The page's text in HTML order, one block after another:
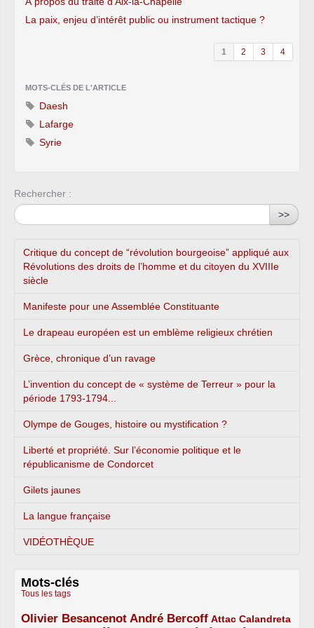
La paix, enjeu d’intérêt public ou instrument tactique ?
1 2 3 4
MOTS-CLÉS DE L'ARTICLE
Daesh
Lafarge
Syrie
Rechercher :
>>
Critique du concept de “révolution bourgeoise” appliqué aux
Révolutions des droits de l’homme et du citoyen du XVIIIe
siècle
Manifeste pour une Assemblée Constituante
Le drapeau européen est un emblème religieux chrétien
Grèce, chronique d’un ravage
L’invention du concept de « système de Terreur » pour la
période 1793-1794...
Olympe de Gouges, histoire ou mystification ?
Liberté et propriété. Sur l’économie politique et le
républicanisme de Condorcet
Gilets jaunes
La langue française
VIDÉOTHÈQUE
Mots-clés
Tous les tags
Olivier Besancenot
3/5 André Bercoff
3/5 Attac
2/5
Calandreta